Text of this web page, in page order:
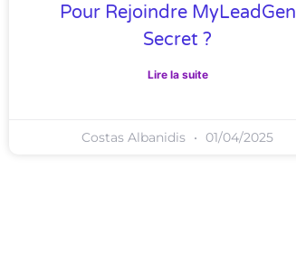
Pour Rejoindre MyLeadGen
Secret ?
Lire la suite
Costas Albanidis 01/04/2025